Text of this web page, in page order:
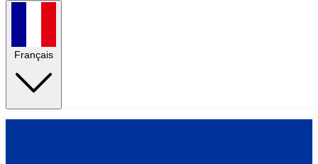
Français